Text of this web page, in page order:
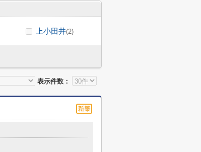
上小田井(2)
表示件数：